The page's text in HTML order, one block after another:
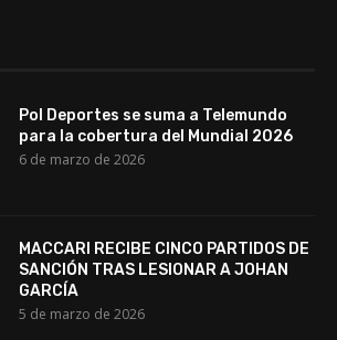
Pol Deportes se suma a Telemundo
para la cobertura del Mundial 2026
6 de marzo de 2026
MACCARI RECIBE CINCO PARTIDOS DE
SANCIÓN TRAS LESIONAR A JOHAN
GARCÍA
5 de marzo de 2026